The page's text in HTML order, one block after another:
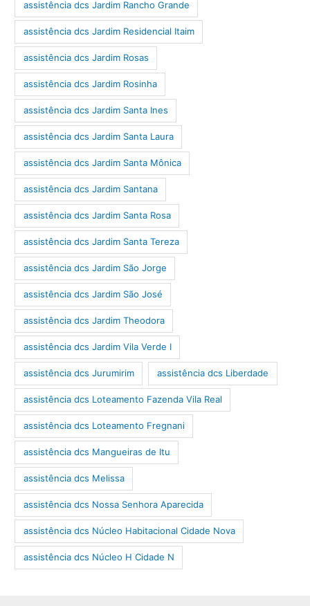
assistência dcs Jardim Rancho Grande
assistência dcs Jardim Residencial Itaim
assistência dcs Jardim Rosas
assistência dcs Jardim Rosinha
assistência dcs Jardim Santa Ines
assistência dcs Jardim Santa Laura
assistência dcs Jardim Santa Mônica
assistência dcs Jardim Santana
assistência dcs Jardim Santa Rosa
assistência dcs Jardim Santa Tereza
assistência dcs Jardim São Jorge
assistência dcs Jardim São José
assistência dcs Jardim Theodora
assistência dcs Jardim Vila Verde I
assistência dcs Jurumirim assistência dcs Liberdade
assistência dcs Loteamento Fazenda Vila Real
assistência dcs Loteamento Fregnani
assistência dcs Mangueiras de Itu
assistência dcs Melissa
assistência dcs Nossa Senhora Aparecida
assistência dcs Núcleo Habitacional Cidade Nova
assistência dcs Núcleo H Cidade N